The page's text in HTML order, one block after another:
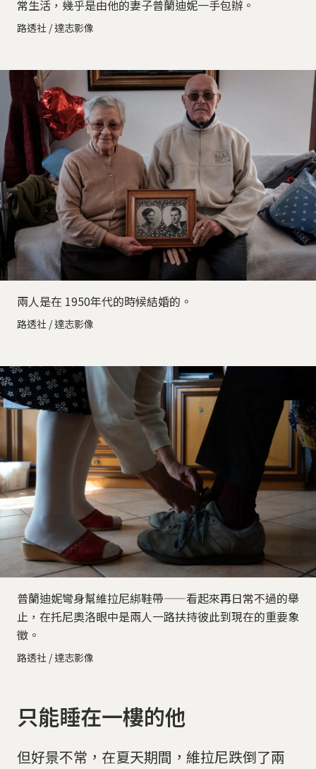
常生活，幾乎是由他的妻子普蘭迪妮一手包辦。
路透社 / 達志影像
兩人是在 1950年代的時候結婚的。
路透社 / 達志影像
普蘭迪妮彎身幫維拉尼綁鞋帶——看起來再日常不過的舉
止，在托尼奧洛眼中是兩人一路扶持彼此到現在的重要象
徵。
路透社 / 達志影像
只能睡在一樓的他
但好景不常，在夏天期間，維拉尼跌倒了兩